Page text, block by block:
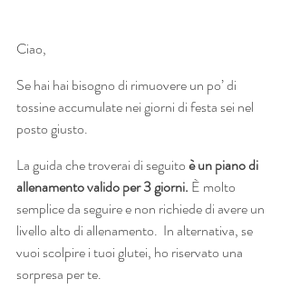
Ciao,
Se hai hai bisogno di rimuovere un po’ di
tossine accumulate nei giorni di festa sei nel
posto giusto.
La guida che troverai di seguito è un piano di
allenamento valido per 3 giorni. È molto
semplice da seguire e non richiede di avere un
livello alto di allenamento.  In alternativa, se
vuoi scolpire i tuoi glutei, ho riservato una
sorpresa per te.